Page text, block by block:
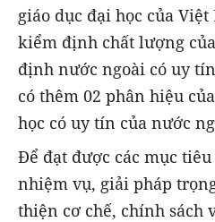
giáo dục đại học của
kiểm định chất lượng
định nước ngoài có uy
có thêm 02 phân hiệu
học có uy tín của nước
Để đạt được các mục
nhiệm vụ, giải pháp
thiện cơ chế, chính sách